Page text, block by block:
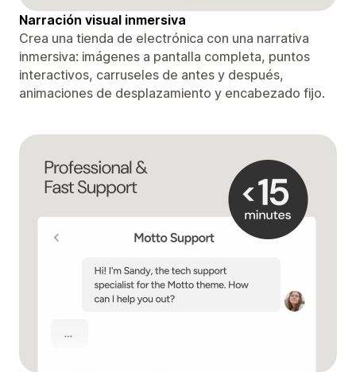
Narración visual inmersiva
Crea una tienda de electrónica con una narrativa
inmersiva: imágenes a pantalla completa, puntos
interactivos, carruseles de antes y después,
animaciones de desplazamiento y encabezado fijo.